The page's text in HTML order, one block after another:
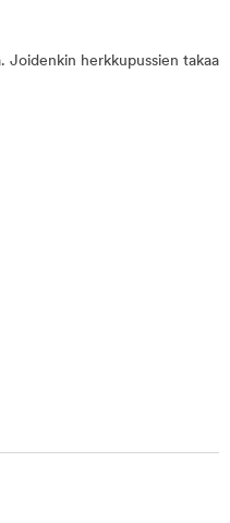
Joidenkin herkkupussien takaa